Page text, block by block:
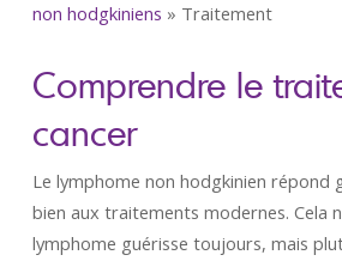
non hodgkiniens » Traitement
Comprendre le
cancer
Le lymphome non hodgkinien répond
bien aux traitements modernes. Cela
lymphome guérisse toujours, mais